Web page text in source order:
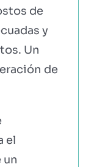
de
y
Un
de
el
un